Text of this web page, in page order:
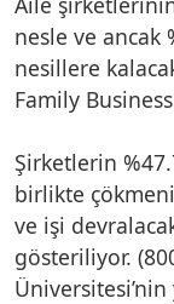
nesle ve ancak
nesillere
Family
Şirketlerin
birlikte
ve işi
gösteriliyor.
Üniversitesi’nin